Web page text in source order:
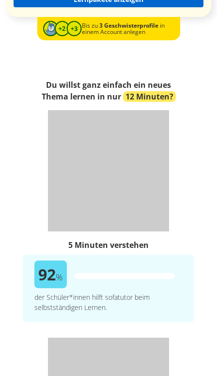
Bis zu3 Geschwisterprofilein
einem Account anlegen
Du willst ganz einfach ein neues
Thema lernen in nur 12 Minuten?
5 Minuten verstehen
92%
der Schüler*innen hilft sofatutor beim
selbstständigen Lernen.